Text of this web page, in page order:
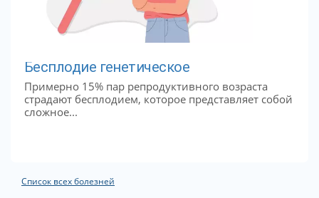
Бесплодие генетическое
Примерно 15% пар репродуктивного возраста
страдают бесплодием, которое представляет собой
сложное...
Список всех болезней